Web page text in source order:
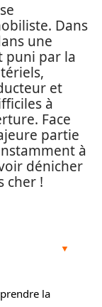
Dans
une
puni par la
et
à
Face
partie
à
dénicher
cher !
la